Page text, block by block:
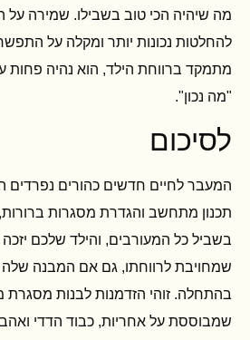
מה שיהיה הכי טוב בשבילו. שמירה על
להחלטות נכונות יותר ומקלה על
מתמקד ברווחת הילד, הוא נהיה פחות
"מה נכון".
לסיכום
המעבר לחיים חדשים כהורים נפרדים
תכנון מתחשב והגדרת מסגרות
בשביל כל המעורבים, והילד שלכם
שמחויבת לרווחתו, גם אם המבנה
בהתחלה. זוהי הזדמנות לבנות
שמבוססת על אחריות, כבוד הדדי